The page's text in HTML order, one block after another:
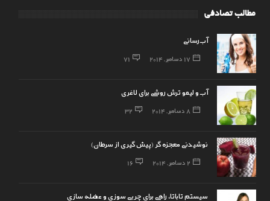
مطالب تصادفی
آب‌رسانی
17 دسامبر, 2014 71
آب و لیمو ترش روشی برای لاغری
8 دسامبر, 2014 32
نوشیدنی معجزه گر (پیش گیری از سرطان)
2 دسامبر, 2014 16
سیستم تاباتا، راهی برای چربی سوزی و عضله سازی